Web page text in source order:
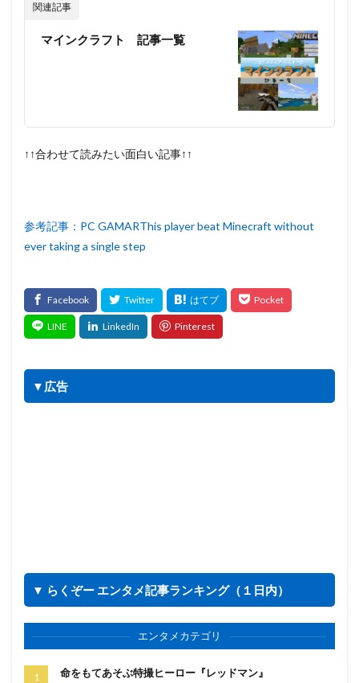
関連記事
マインクラフト 記事一覧
↑↑合わせて読みたい面白い記事↑↑
参考記事：PC GAMARThis player beat Minecraft without
ever taking a single step
▼広告
▼ らくぞー エンタメ記事ランキング（１日内）
エンタメカテゴリ
命をもてあそぶ特撮ヒーロー『レッドマン』